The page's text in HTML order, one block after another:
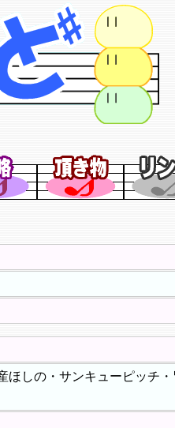
ほしの・サンキューピッチ